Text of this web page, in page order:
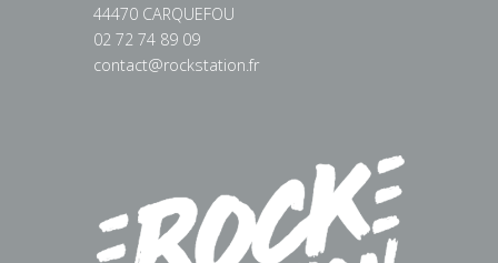
44470 CARQUEFOU
02 72 74 89 09
contact@rockstation.fr